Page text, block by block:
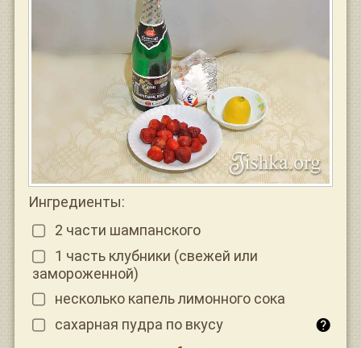
Ингредиенты:
2 части шампанского
1 часть клубники (свежей или
замороженной)
несколько капель лимонного сока
сахарная пудра по вкусу